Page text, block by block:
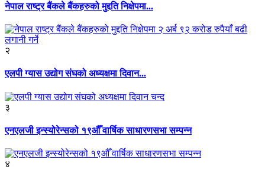
नेपाल राष्ट्र बैंकले बैंकहरुको मुद्दति निक्षेपमा...
२
एलपी ग्यास उद्योग संघको अध्यक्षमा दिवान...
३
एनएलजी इन्स्योरेन्सको १९औँ वार्षिक साधारणसभा सम्पन्न
४